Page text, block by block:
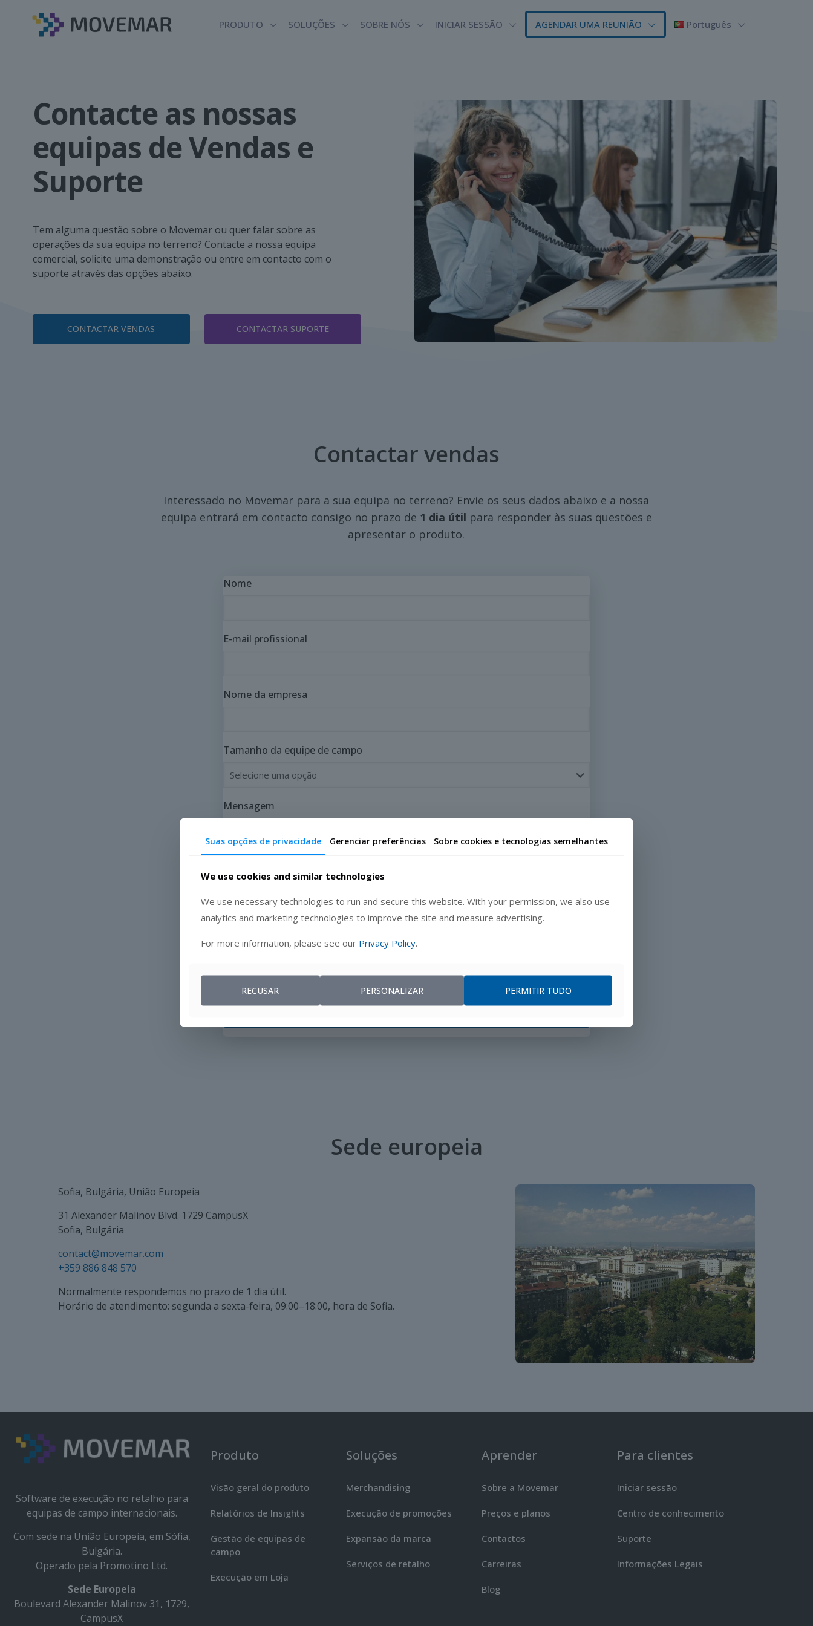
PRODUTO SOLUÇÕES SOBRE NÓS INICIAR SESSÃO AGENDAR UMA REUNIÃO Português
Contacte as nossas
equipas de Vendas e
Suporte
Tem alguma questão sobre o Movemar ou quer falar sobre as
operações da sua equipa no terreno? Contacte a nossa equipa
comercial, solicite uma demonstração ou entre em contacto com o
suporte através das opções abaixo.
CONTACTAR VENDAS CONTACTAR SUPORTE
Contactar vendas
Interessado no Movemar para a sua equipa no terreno? Envie os seus dados abaixo e a nossa
equipa entrará em contacto consigo no prazo de 1 dia útil para responder às suas questões e
apresentar o produto.
Nome
E-mail profissional
Nome da empresa
Tamanho da equipe de campo
Mensagem
Sede europeia
Sofia, Bulgária, União Europeia
31 Alexander Malinov Blvd. 1729 CampusX
Sofia, Bulgária
contact@movemar.com
+359 886 848 570
Normalmente respondemos no prazo de 1 dia útil.
Horário de atendimento: segunda a sexta-feira, 09:00–18:00, hora de Sofia.
Software de execução no retalho para
equipas de campo internacionais.
Com sede na União Europeia, em Sófia,
Bulgária.
Operado pela Promotino Ltd.
Sede Europeia
Boulevard Alexander Malinov 31, 1729,
CampusX
Produto
Visão geral do produto
Relatórios de Insights
Gestão de equipas de
campo
Execução em Loja
Soluções
Merchandising
Execução de promoções
Expansão da marca
Serviços de retalho
Aprender
Sobre a Movemar
Preços e planos
Contactos
Carreiras
Blog
Para clientes
Iniciar sessão
Centro de conhecimento
Suporte
Informações Legais
Suas opções de privacidade Gerenciar preferências Sobre cookies e tecnologias semelhantes
We use cookies and similar technologies
We use necessary technologies to run and secure this website. With your permission, we also use
analytics and marketing technologies to improve the site and measure advertising.
For more information, please see our Privacy Policy.
RECUSAR PERSONALIZAR PERMITIR TUDO